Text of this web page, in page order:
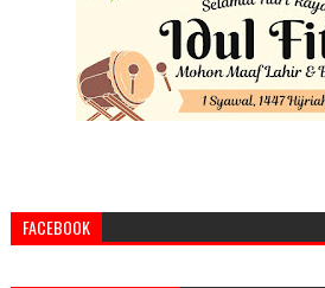
FACEBOOK